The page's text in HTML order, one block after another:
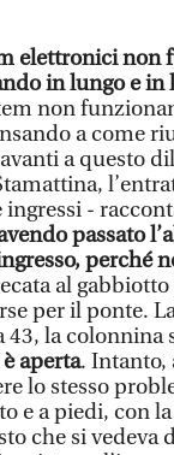
elettronici non
in lungo e in
non
a come
a questo
-
passato
perché
al gabbiotto
per il ponte.
la colonnina
aperta. Intanto,
lo stesso
e a piedi, con
che si vedeva